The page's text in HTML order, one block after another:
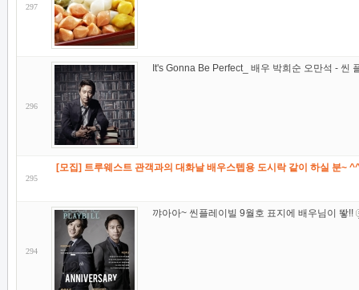
297
296
It's Gonna Be Perfect_ 배우 박희순 오만석 - 씬
295
[모집] 트루웨스트 관객과의 대화날 배우스텝용 도시락 같이 하실 분~
294
꺄아아~ 씬플레이빌 9월호 표지에 배우님이 뙇!!